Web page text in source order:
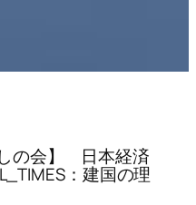
の会】 日本経済
：建国の理